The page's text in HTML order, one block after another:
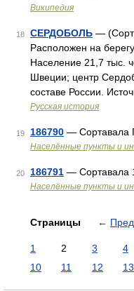
Википедия
18 СЕРДОБОЛЬ —
Расположен на
Население 21,7 тыс.
Швеции; центр
составе России.
Русская история
19 186790 — Сортавала
Населённые пункты и
20 186791 — Сортавала
Населённые пункты и
Страницы ←
1 2 3 4
10
11 12 13